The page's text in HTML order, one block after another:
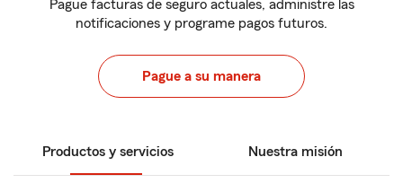
Pague facturas de seguro actuales, administre las
notificaciones y programe pagos futuros.
Pague a su manera
Productos y servicios Nuestra misión